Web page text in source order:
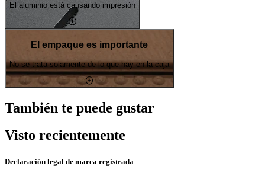
El aluminio está causando impresión
El empaque es importante
No se trata solamente de lo que hay en la caja
También te puede gustar
Visto recientemente
Declaración legal de marca registrada